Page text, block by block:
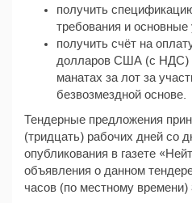
получить
требования и основные
получить счёт на
долларов США (с НДС)
манатах за лот за
безвозмездной основе.
Тендерные предложения
(тридцать) рабочих дней со
опубликования в газете
объявления о данном
часов (по местному времени)